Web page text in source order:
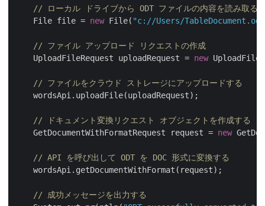
// ローカル ドライブから ODT ファイルの内容を読み取る
    File file =
new File( "c://Users/
// ファイル アップロード リクエストの作成
    UploadFileRequest uploadRequest =
new
// ファイルをクラウド ストレージにアップロードする
    wordsApi.uploadFile(uploadRequest);
// ドキュメント変換リクエスト オブジェクトを作成する
    GetDocumentWithFormatRequest request =
new
// API を呼び出して ODT を DOC 形式に変換する
    wordsApi.getDocumentWithFormat(request);
// 成功メッセージを出力する